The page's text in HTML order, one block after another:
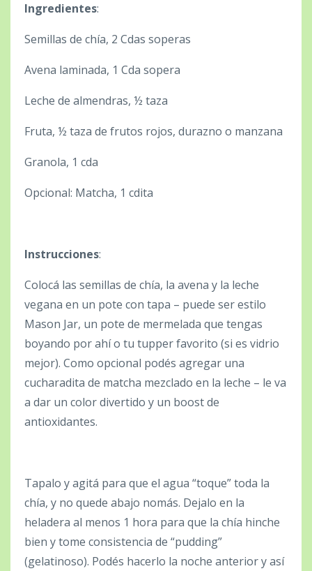
Ingredientes:
Semillas de chía, 2 Cdas soperas
Avena laminada, 1 Cda sopera
Leche de almendras, ½ taza
Fruta, ½ taza de frutos rojos, durazno o manzana
Granola, 1 cda
Opcional: Matcha, 1 cdita
Instrucciones:
Colocá las semillas de chía, la avena y la leche
vegana en un pote con tapa – puede ser estilo
Mason Jar, un pote de mermelada que tengas
boyando por ahí o tu tupper favorito (si es vidrio
mejor). Como opcional podés agregar una
cucharadita de matcha mezclado en la leche – le va
a dar un color divertido y un boost de
antioxidantes.
Tapalo y agitá para que el agua “toque” toda la
chía, y no quede abajo nomás. Dejalo en la
heladera al menos 1 hora para que la chía hinche
bien y tome consistencia de “pudding”
(gelatinoso). Podés hacerlo la noche anterior y así